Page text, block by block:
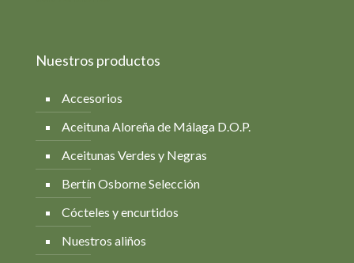
Nuestros productos
Accesorios
Aceituna Aloreña de Málaga D.O.P.
Aceitunas Verdes y Negras
Bertín Osborne Selección
Cócteles y encurtidos
Nuestros aliños